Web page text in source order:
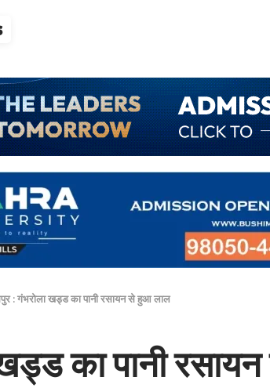
: गंभरोला खड्ड का पानी रसायन से हुआ लाल
का पानी